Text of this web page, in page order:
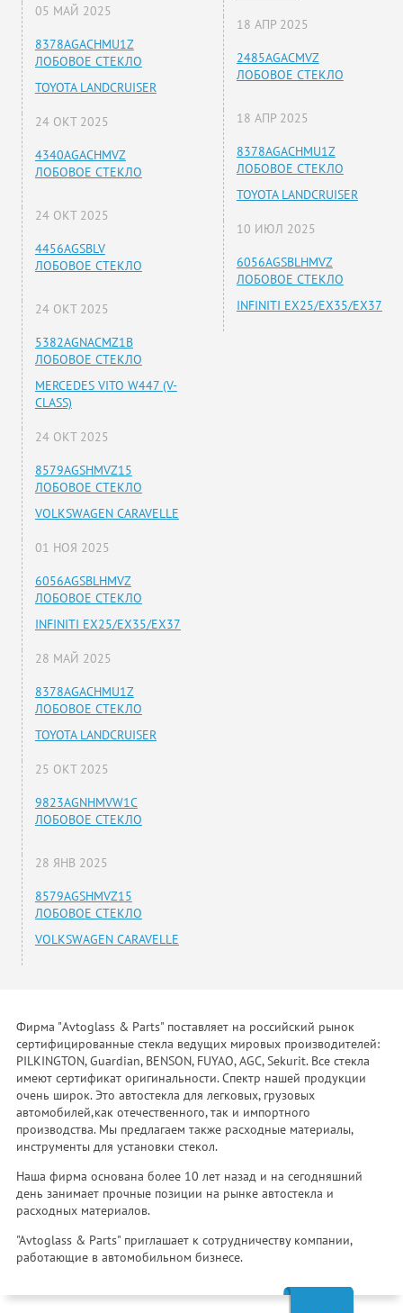
05 МАЙ 2025
8378AGACHMU1Z
ЛОБОВОЕ СТЕКЛО
TOYOTA LANDCRUISER
24 ОКТ 2025
4340AGACHMVZ
ЛОБОВОЕ СТЕКЛО
24 ОКТ 2025
4456AGSBLV
ЛОБОВОЕ СТЕКЛО
24 ОКТ 2025
5382AGNACMZ1B
ЛОБОВОЕ СТЕКЛО
MERCEDES VITO W447 (V-
CLASS)
24 ОКТ 2025
8579AGSHMVZ15
ЛОБОВОЕ СТЕКЛО
VOLKSWAGEN CARAVELLE
01 НОЯ 2025
6056AGSBLHMVZ
ЛОБОВОЕ СТЕКЛО
INFINITI EX25/EX35/EX37
28 МАЙ 2025
8378AGACHMU1Z
ЛОБОВОЕ СТЕКЛО
TOYOTA LANDCRUISER
25 ОКТ 2025
9823AGNHMVW1C
ЛОБОВОЕ СТЕКЛО
28 ЯНВ 2025
8579AGSHMVZ15
ЛОБОВОЕ СТЕКЛО
VOLKSWAGEN CARAVELLE
18 АПР 2025
2485AGACMVZ
ЛОБОВОЕ СТЕКЛО
18 АПР 2025
8378AGACHMU1Z
ЛОБОВОЕ СТЕКЛО
TOYOTA LANDCRUISER
10 ИЮЛ 2025
6056AGSBLHMVZ
ЛОБОВОЕ СТЕКЛО
INFINITI EX25/EX35/EX37
Фирма "Avtoglass & Parts" поставляет на российский рынок
сертифицированные стекла ведущих мировых производителей:
PILKINGTON, Guardian, BENSON, FUYAO, AGC, Sekurit. Все стекла
имеют сертификат оригинальности. Спектр нашей продукции
очень широк. Это автостекла для легковых, грузовых
автомобилей,как отечественного, так и импортного
производства. Мы предлагаем также расходные материалы,
инструменты для установки стекол.
Наша фирма основана более 10 лет назад и на сегодняшний
день занимает прочные позиции на рынке автостекла и
расходных материалов.
"Avtoglass & Parts" приглашает к сотрудничеству компании,
работающие в автомобильном бизнесе.